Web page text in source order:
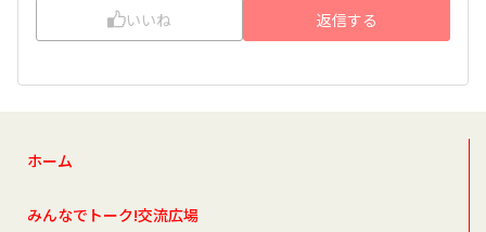
いいね 返信する
ホーム
みんなでトーク!交流広場